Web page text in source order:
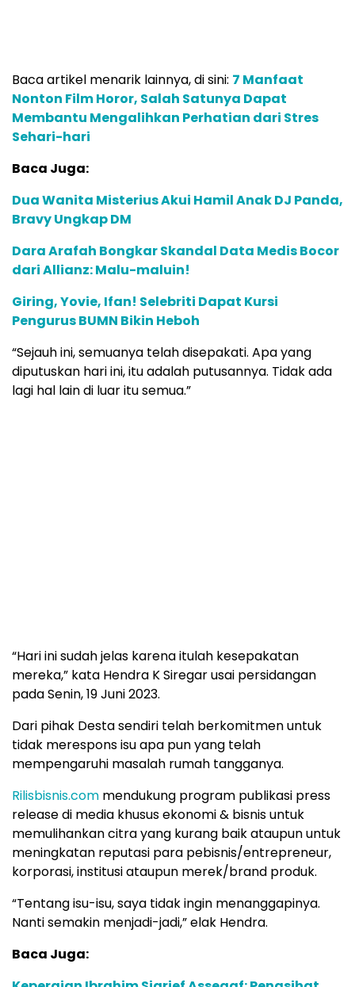
Baca artikel menarik lainnya, di sini: 7 Manfaat
Nonton Film Horor, Salah Satunya Dapat
Membantu Mengalihkan Perhatian dari Stres
Sehari-hari
Baca Juga:
Dua Wanita Misterius Akui Hamil Anak DJ Panda,
Bravy Ungkap DM
Dara Arafah Bongkar Skandal Data Medis Bocor
dari Allianz: Malu-maluin!
Giring, Yovie, Ifan! Selebriti Dapat Kursi
Pengurus BUMN Bikin Heboh
“Sejauh ini, semuanya telah disepakati. Apa yang
diputuskan hari ini, itu adalah putusannya. Tidak ada
lagi hal lain di luar itu semua.”
“Hari ini sudah jelas karena itulah kesepakatan
mereka,” kata Hendra K Siregar usai persidangan
pada Senin, 19 Juni 2023.
Dari pihak Desta sendiri telah berkomitmen untuk
tidak merespons isu apa pun yang telah
mempengaruhi masalah rumah tangganya.
Rilisbisnis.com mendukung program publikasi press
release di media khusus ekonomi & bisnis untuk
memulihankan citra yang kurang baik ataupun untuk
meningkatan reputasi para pebisnis/entrepreneur,
korporasi, institusi ataupun merek/brand produk.
“Tentang isu-isu, saya tidak ingin menanggapinya.
Nanti semakin menjadi-jadi,” elak Hendra.
Baca Juga: